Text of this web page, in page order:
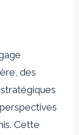
des
Cette